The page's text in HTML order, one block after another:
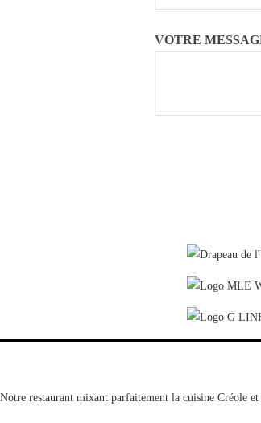
VOTRE
Notre restaurant mixant parfaitement la cuisine Créole